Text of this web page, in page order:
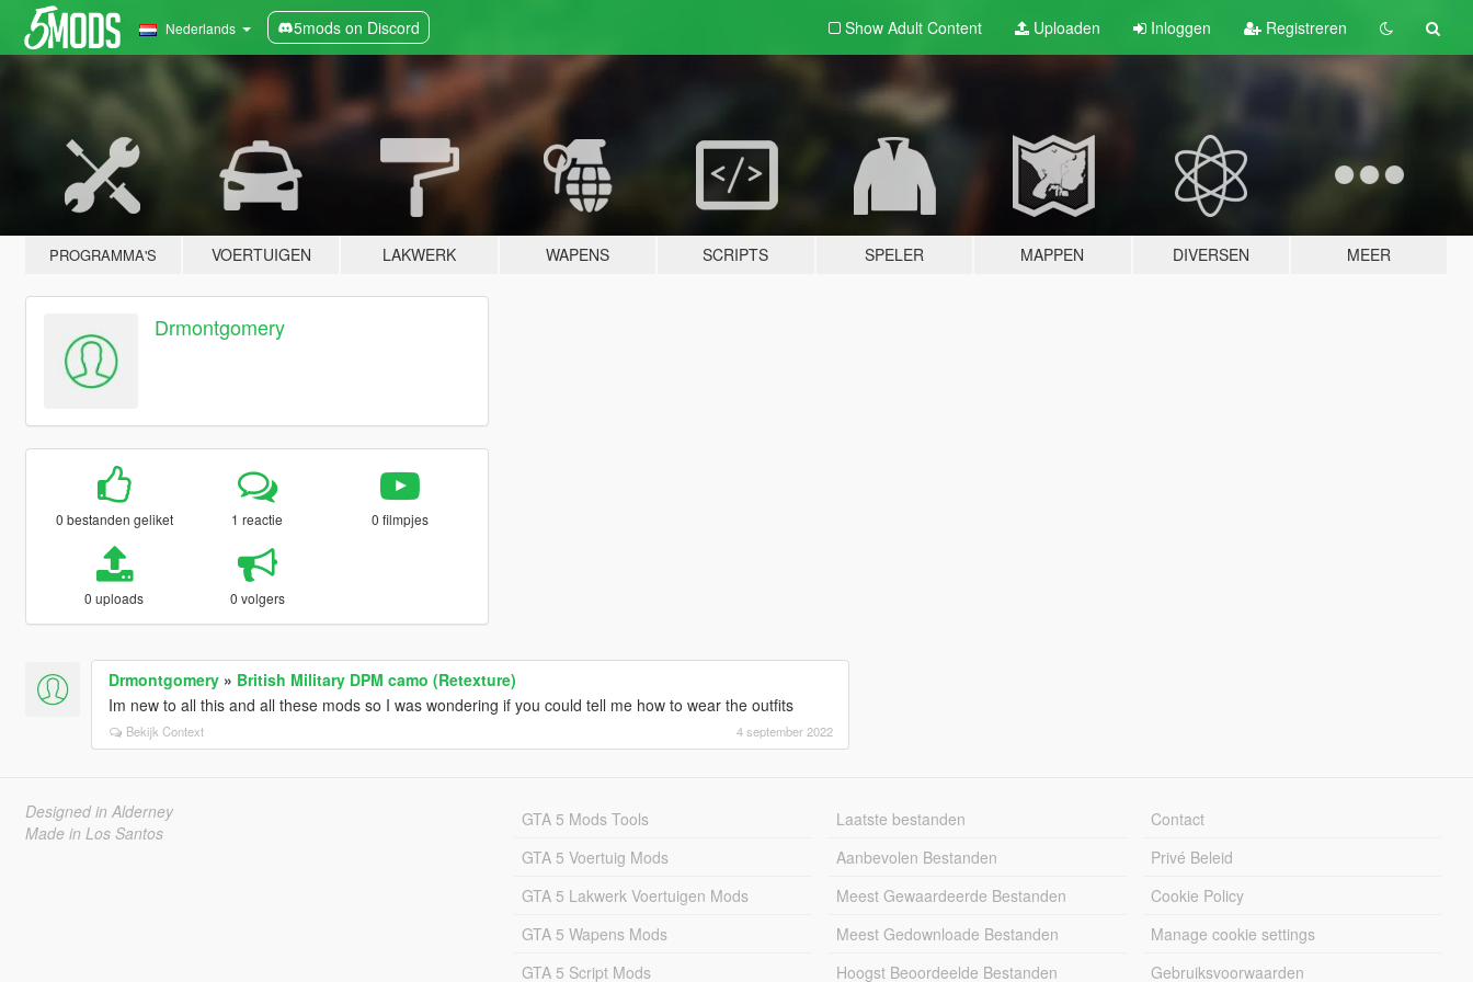
Nederlands 5mods on Discord Show Adult Content Uploaden Inloggen Registreren
PROGRAMMA'S VOERTUIGEN LAKWERK WAPENS SCRIPTS SPELER MAPPEN DIVERSEN MEER
Drmontgomery
0 bestanden geliket 1 reactie 0 filmpjes
0 uploads 0 volgers
Drmontgomery» British Military DPM camo (Retexture)
Im new to all this and all these mods so I was wondering if you could tell me how to wear the outfits
Bekijk Context 4 september 2022
Designed in Alderney
Made in Los Santos
GTA 5 Mods Tools
GTA 5 Voertuig Mods
GTA 5 Lakwerk Voertuigen Mods
GTA 5 Wapens Mods
GTA 5 Script Mods
Laatste bestanden
Aanbevolen Bestanden
Meest Gewaardeerde Bestanden
Meest Gedownloade Bestanden
Hoogst Beoordeelde Bestanden
Contact
Privé Beleid
Cookie Policy
Manage cookie settings
Gebruiksvoorwaarden